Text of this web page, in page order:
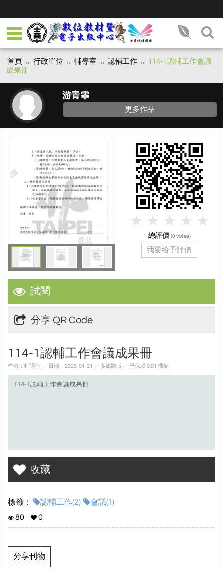
首頁 行政單位 輔導室 認輔工作
114-1認輔工作會議
成果冊
游青霏
更多作品
試閱
分享 QR Code
114-1認輔工作會議成果冊
作者：輔導室 ╱ 日期：2026-01-21 ╱ 多媒體版 ╱ 已保護 0.01 棵樹
114-1認輔工作會議成果冊
收藏
標籤： 認輔工作(2)
會議(1)
80
0
分享刊物
總評價 (0 votes)
我要给予評價